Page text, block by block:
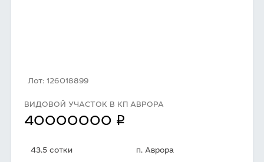
Лот: 126018899
ВИДОВОЙ УЧАСТОК В КП АВРОРА
40000000 q
43.5 сотки п. Аврора